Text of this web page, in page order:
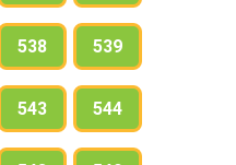
538 539
543 544